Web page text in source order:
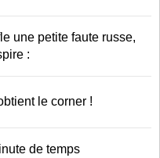
une petite faute russe,
:
le corner !
de temps